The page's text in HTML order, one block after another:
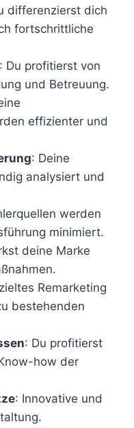
differenzierst dich
fortschrittliche
: Du profitierst von
und Betreuung.
effizienter und
: Deine
analysiert und
werden
minimiert.
deine Marke
Remarketing
bestehenden
: Du profitierst
how der
: Innovative und